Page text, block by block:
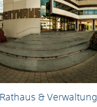
Rathaus & Verwaltung